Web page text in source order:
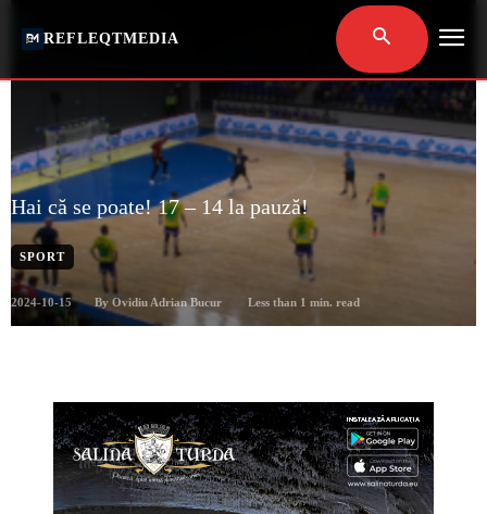
REFLEQTMEDIA
Hai că se poate! 17 – 14 la pauză!
SPORT
2024-10-15 By Ovidiu Adrian Bucur Less than 1 min. read